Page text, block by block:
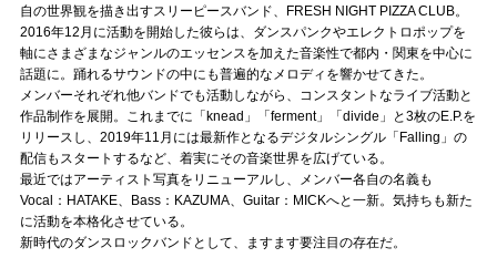
ぶいマガ！ by muevo
Follow us
Official SNS
自の世界観を描き出すスリーピースバンド、FRESH NIGHT PIZZA CLUB。
2016年12月に活動を開始した彼らは、ダンスパンクやエレクトロポップを
軸にさまざまなジャンルのエッセンスを加えた音楽性で都内・関東を中心に
話題に。踊れるサウンドの中にも普遍的なメロディを響かせてきた。
メンバーそれぞれ他バンドでも活動しながら、コンスタントなライブ活動と
作品制作を展開。これまでに「knead」「ferment」「divide」と3枚のE.P.を
リリースし、2019年11月には最新作となるデジタルシングル「Falling」の
配信もスタートするなど、着実にその音楽世界を広げている。
最近ではアーティスト写真をリニューアルし、メンバー各自の名義も
Vocal：HATAKE、Bass：KAZUMA、Guitar：MICKへと一新。気持ちも新た
に活動を本格化させている。
新時代のダンスロックバンドとして、ますます要注目の存在だ。